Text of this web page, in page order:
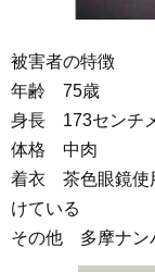
被害者の特徴
年齢 75歳
身長 173センチ
体格 中肉
着衣 茶色眼鏡使
けている
その他 多摩ナン